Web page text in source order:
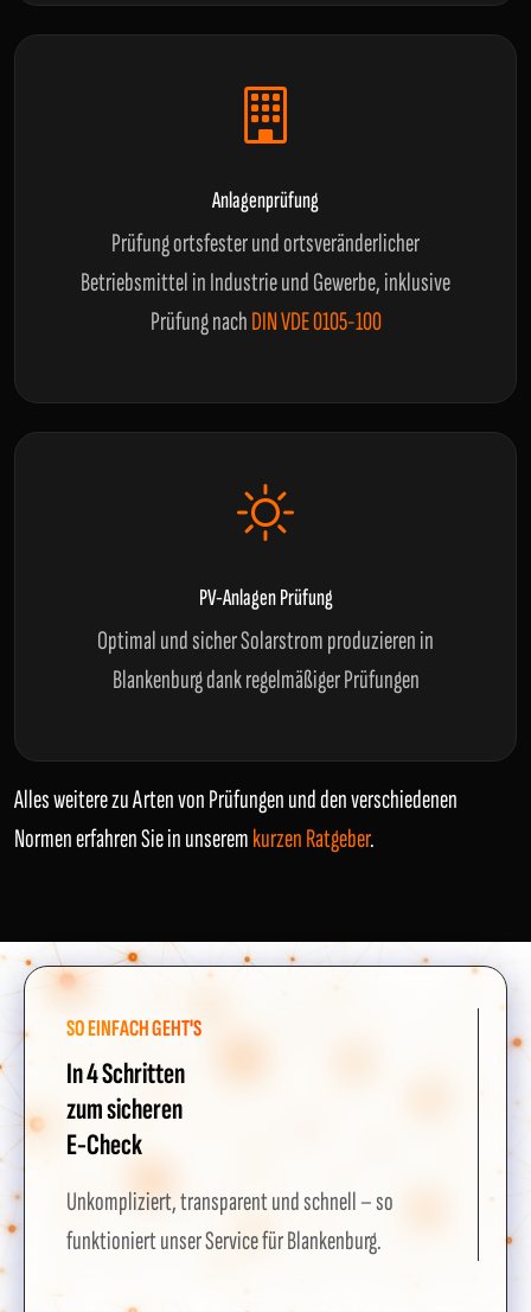
Anlagenprüfung
Prüfung ortsfester und ortsveränderlicher
Betriebsmittel in Industrie und Gewerbe, inklusive
Prüfung nachDIN VDE 0105-100
PV-Anlagen Prüfung
Optimal und sicher Solarstrom produzieren in
Blankenburg dank regelmäßiger Prüfungen
Alles weitere zu Arten von Prüfungen und den verschiedenen
Normen erfahren Sie in unseremkurzen Ratgeber.
SO EINFACH GEHT'S
In 4 Schritten
zum sicheren
E-Check
Unkompliziert, transparent und schnell – so
funktioniert unser Service für Blankenburg.